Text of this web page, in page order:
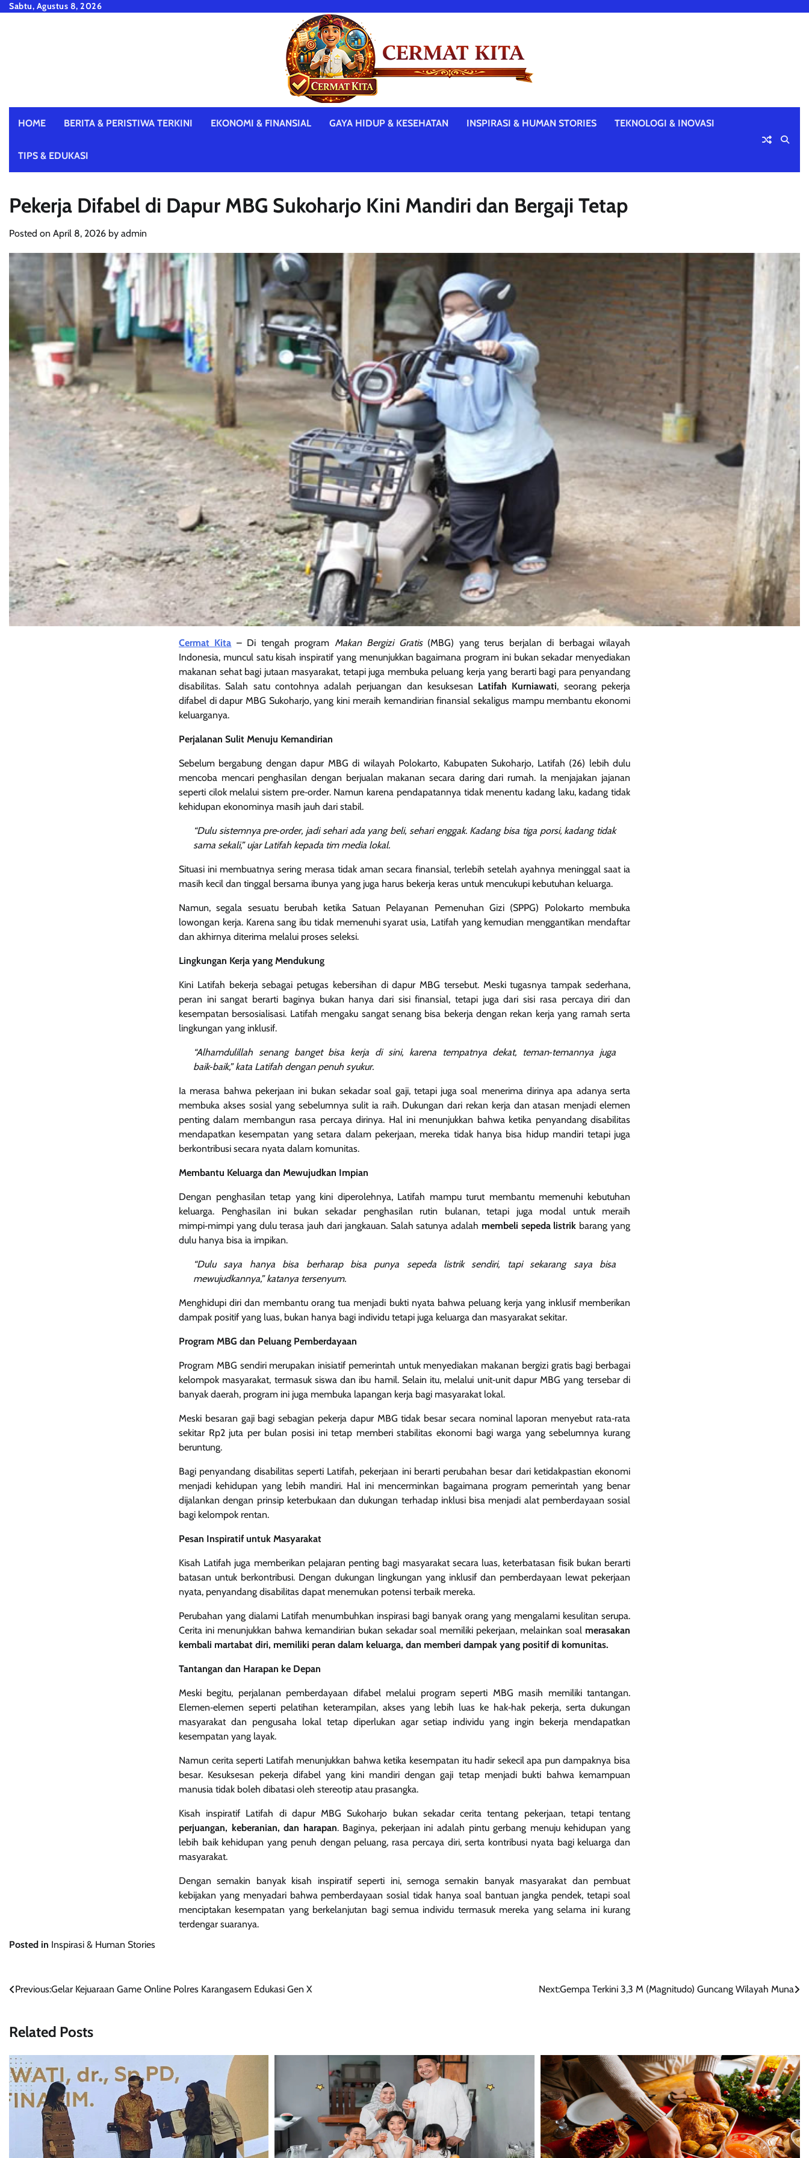
SkipSabtu, Agustus 8, 2026
HOME BERITA & PERISTIWA TERKINI EKONOMI & FINANSIAL GAYA HIDUP & KESEHATAN INSPIRASI & HUMAN STORIES TEKNOLOGI & INOVASI
TIPS & EDUKASI
Pekerja Difabel di Dapur MBG Sukoharjo Kini Mandiri dan Bergaji Tetap
Posted on April 8, 2026 by admin
Cermat Kita – Di tengah program Makan Bergizi Gratis(MBG) yang terus berjalan di berbagai wilayah
Indonesia, muncul satu kisah inspiratif yang menunjukkan bagaimana program ini bukan sekadar menyediakan
makanan sehat bagi jutaan masyarakat, tetapi juga membuka peluang kerja yang berarti bagi para penyandang
disabilitas. Salah satu contohnya adalah perjuangan dan kesuksesan Latifah Kurniawati, seorang pekerja
difabel di dapur MBG Sukoharjo, yang kini meraih kemandirian finansial sekaligus mampu membantu ekonomi
keluarganya.
Perjalanan Sulit Menuju Kemandirian
Sebelum bergabung dengan dapur MBG di wilayah Polokarto, Kabupaten Sukoharjo, Latifah (26) lebih dulu
mencoba mencari penghasilan dengan berjualan makanan secara daring dari rumah. Ia menjajakan jajanan
seperti cilok melalui sistem pre‑order. Namun karena pendapatannya tidak menentu kadang laku, kadang tidak
kehidupan ekonominya masih jauh dari stabil.
“Dulu sistemnya pre‑order, jadi sehari ada yang beli, sehari enggak. Kadang bisa tiga porsi, kadang tidak
sama sekali,” ujar Latifah kepada tim media lokal.
Situasi ini membuatnya sering merasa tidak aman secara finansial, terlebih setelah ayahnya meninggal saat ia
masih kecil dan tinggal bersama ibunya yang juga harus bekerja keras untuk mencukupi kebutuhan keluarga.
Namun, segala sesuatu berubah ketika Satuan Pelayanan Pemenuhan Gizi (SPPG) Polokarto membuka
lowongan kerja. Karena sang ibu tidak memenuhi syarat usia, Latifah yang kemudian menggantikan mendaftar
dan akhirnya diterima melalui proses seleksi.
Lingkungan Kerja yang Mendukung
Kini Latifah bekerja sebagai petugas kebersihan di dapur MBG tersebut. Meski tugasnya tampak sederhana,
peran ini sangat berarti baginya bukan hanya dari sisi finansial, tetapi juga dari sisi rasa percaya diri dan
kesempatan bersosialisasi. Latifah mengaku sangat senang bisa bekerja dengan rekan kerja yang ramah serta
lingkungan yang inklusif.
“Alhamdulillah senang banget bisa kerja di sini, karena tempatnya dekat, teman‑temannya juga
baik‑baik,” kata Latifah dengan penuh syukur.
Ia merasa bahwa pekerjaan ini bukan sekadar soal gaji, tetapi juga soal menerima dirinya apa adanya serta
membuka akses sosial yang sebelumnya sulit ia raih. Dukungan dari rekan kerja dan atasan menjadi elemen
penting dalam membangun rasa percaya dirinya. Hal ini menunjukkan bahwa ketika penyandang disabilitas
mendapatkan kesempatan yang setara dalam pekerjaan, mereka tidak hanya bisa hidup mandiri tetapi juga
berkontribusi secara nyata dalam komunitas.
Membantu Keluarga dan Mewujudkan Impian
Dengan penghasilan tetap yang kini diperolehnya, Latifah mampu turut membantu memenuhi kebutuhan
keluarga. Penghasilan ini bukan sekadar penghasilan rutin bulanan, tetapi juga modal untuk meraih
mimpi‑mimpi yang dulu terasa jauh dari jangkauan. Salah satunya adalah membeli sepeda listrik barang yang
dulu hanya bisa ia impikan.
“Dulu saya hanya bisa berharap bisa punya sepeda listrik sendiri, tapi sekarang saya bisa
mewujudkannya,” katanya tersenyum.
Menghidupi diri dan membantu orang tua menjadi bukti nyata bahwa peluang kerja yang inklusif memberikan
dampak positif yang luas, bukan hanya bagi individu tetapi juga keluarga dan masyarakat sekitar.
Program MBG dan Peluang Pemberdayaan
Program MBG sendiri merupakan inisiatif pemerintah untuk menyediakan makanan bergizi gratis bagi berbagai
kelompok masyarakat, termasuk siswa dan ibu hamil. Selain itu, melalui unit‑unit dapur MBG yang tersebar di
banyak daerah, program ini juga membuka lapangan kerja bagi masyarakat lokal.
Meski besaran gaji bagi sebagian pekerja dapur MBG tidak besar secara nominal laporan menyebut rata‑rata
sekitar Rp2 juta per bulan posisi ini tetap memberi stabilitas ekonomi bagi warga yang sebelumnya kurang
beruntung.
Bagi penyandang disabilitas seperti Latifah, pekerjaan ini berarti perubahan besar dari ketidakpastian ekonomi
menjadi kehidupan yang lebih mandiri. Hal ini mencerminkan bagaimana program pemerintah yang benar
dijalankan dengan prinsip keterbukaan dan dukungan terhadap inklusi bisa menjadi alat pemberdayaan sosial
bagi kelompok rentan.
Pesan Inspiratif untuk Masyarakat
Kisah Latifah juga memberikan pelajaran penting bagi masyarakat secara luas, keterbatasan fisik bukan berarti
batasan untuk berkontribusi. Dengan dukungan lingkungan yang inklusif dan pemberdayaan lewat pekerjaan
nyata, penyandang disabilitas dapat menemukan potensi terbaik mereka.
Perubahan yang dialami Latifah menumbuhkan inspirasi bagi banyak orang yang mengalami kesulitan serupa.
Cerita ini menunjukkan bahwa kemandirian bukan sekadar soal memiliki pekerjaan, melainkan soal merasakan
kembali martabat diri, memiliki peran dalam keluarga, dan memberi dampak yang positif di komunitas.
Tantangan dan Harapan ke Depan
Meski begitu, perjalanan pemberdayaan difabel melalui program seperti MBG masih memiliki tantangan.
Elemen‑elemen seperti pelatihan keterampilan, akses yang lebih luas ke hak‑hak pekerja, serta dukungan
masyarakat dan pengusaha lokal tetap diperlukan agar setiap individu yang ingin bekerja mendapatkan
kesempatan yang layak.
Namun cerita seperti Latifah menunjukkan bahwa ketika kesempatan itu hadir sekecil apa pun dampaknya bisa
besar. Kesuksesan pekerja difabel yang kini mandiri dengan gaji tetap menjadi bukti bahwa kemampuan
manusia tidak boleh dibatasi oleh stereotip atau prasangka.
Kisah inspiratif Latifah di dapur MBG Sukoharjo bukan sekadar cerita tentang pekerjaan, tetapi tentang
perjuangan, keberanian, dan harapan. Baginya, pekerjaan ini adalah pintu gerbang menuju kehidupan yang
lebih baik kehidupan yang penuh dengan peluang, rasa percaya diri, serta kontribusi nyata bagi keluarga dan
masyarakat.
Dengan semakin banyak kisah inspiratif seperti ini, semoga semakin banyak masyarakat dan pembuat
kebijakan yang menyadari bahwa pemberdayaan sosial tidak hanya soal bantuan jangka pendek, tetapi soal
menciptakan kesempatan yang berkelanjutan bagi semua individu termasuk mereka yang selama ini kurang
terdengar suaranya.
Posted in Inspirasi & Human Stories
Navigasi
Previous:Gelar Kejuaraan Game Online Polres Karangasem Edukasi Gen X Next:Gempa Terkini 3,3 M (Magnitudo) Guncang Wilayah Muna
Related Posts